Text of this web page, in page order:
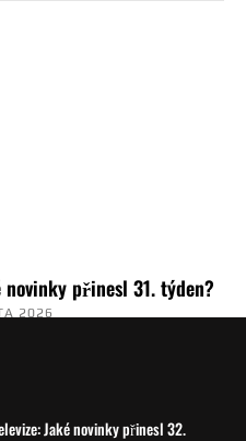
přinesl 31. týden?
2026
Jaké novinky přinesl 32.